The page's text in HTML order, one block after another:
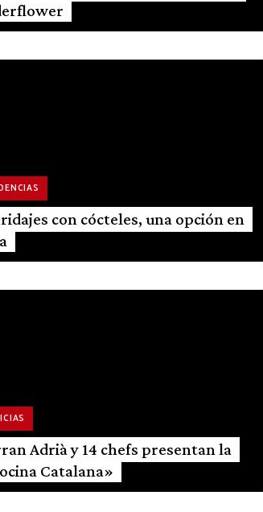
con cócteles, una opción en
Adrià y 14 chefs presentan la
Catalana»